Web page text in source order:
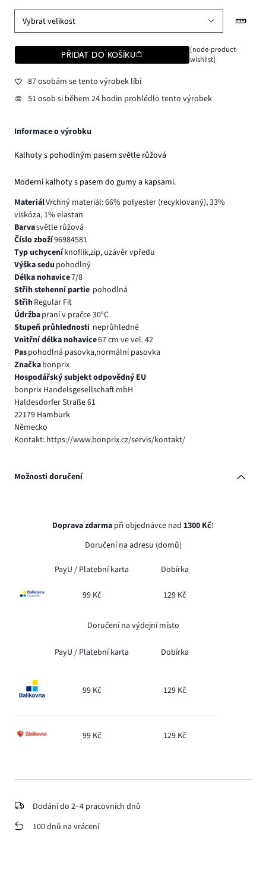
Vybrat velikost
PŘIDAT DO KOŠÍKU
[node-product-
wishlist]
87 osobám se tento výrobek líbí
51 osob si během 24 hodin prohlédlo tento výrobek
Informace o výrobku
Kalhoty s pohodlným pasem světle růžová
Moderní kalhoty s pasem do gumy a kapsami.
MateriálVrchný materiál: 66% polyester (recyklovaný), 33%
viskóza, 1% elastan
Barvasvětle růžová
Číslo zboží96984581
Typ uchyceníknoflík,zip, uzávěr vpředu
Výška sedu pohodlný
Délka nohavice7/8
Střih stehenní partie pohodlná
StřihRegular Fit
Údržbapraní v pračce 30°C
Stupeň průhlednosti neprůhledné
Vnitřní délka nohavice67 cm ve vel. 42
Paspohodlná pasovka,normální pasovka
Značkabonprix
Hospodářský subjekt odpovědný EU
bonprix Handelsgesellschaft mbH
Haldesdorfer Straße 61
22179 Hamburk
Německo
Kontakt: https://www.bonprix.cz/servis/kontakt/
Možnosti doručení
Doprava zdarma při objednávce nad 1300 Kč!
Doručení na adresu (domů)
PayU / Platební karta Dobírka
99 Kč 129 Kč
Doručení na výdejní místo
PayU / Platební karta Dobírka
99 Kč 129 Kč
99 Kč 129 Kč
Dodání do 2–4 pracovních dnů
100 dnů na vrácení